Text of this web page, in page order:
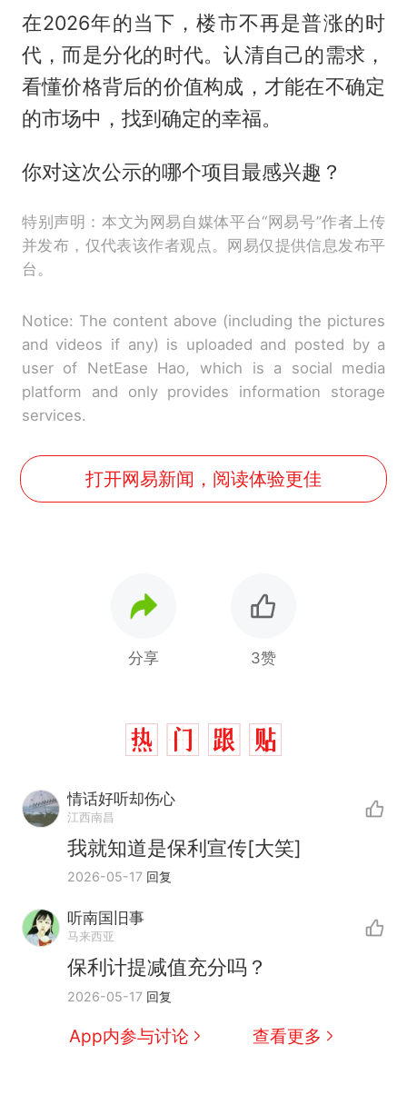
在2026年的当下，楼市不再是普涨的时
代，而是分化的时代。认清自己的需求，
看懂价格背后的价值构成，才能在不确定
的市场中，找到确定的幸福。
你对这次公示的哪个项目最感兴趣？
特别声明：本文为网易自媒体平台“网易号”作者上传
并发布，仅代表该作者观点。网易仅提供信息发布平
台。
Notice: The content above (including the pictures
and videos if any) is uploaded and posted by a
user of NetEase Hao, which is a social media
platform and only provides information storage
services.
打开网易新闻，阅读体验更佳
分享 3赞
情话好听却伤心
江西南昌
我就知道是保利宣传[大笑]
2026-05-17 回复
听南国旧事
马来西亚
保利计提减值充分吗？
2026-05-17 回复
App内参与讨论 查看更多
那个在床头放菜刀的女孩，
因老师一句“跟我回家”改写了
人生
新 制裁瓜子饺子，美国怕什
么？
费大厨“全国小炒肉大王”称